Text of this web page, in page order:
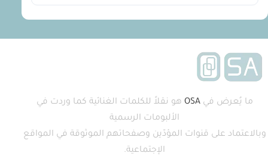
ما يُعرض فيOSA هو نقلاً للكلمات الغنائية كما وردت في
الألبومات الرسمية
وبالاعتماد على قنوات المؤدّين وصفحاتهم الموثوقة في المواقع
الإجتماعية.